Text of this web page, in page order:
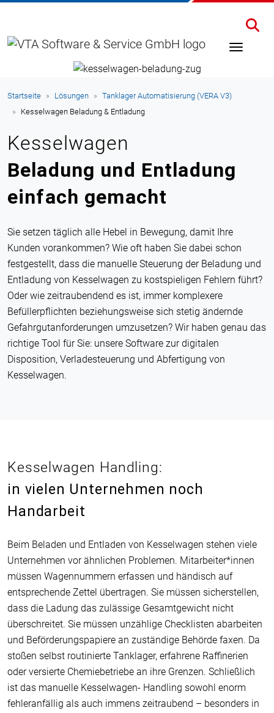
Startseite Lösungen
Tanklager Automatisierung (VERA V3)
Kesselwagen Beladung & Entladung
Kesselwagen
Beladung und Entladung
einfach gemacht
Sie setzen täglich alle Hebel in Bewegung, damit Ihre
Kunden vorankommen? Wie oft haben Sie dabei schon
festgestellt, dass die manuelle Steuerung der Beladung und
Entladung von Kesselwagen zu kostspieligen Fehlern führt?
Oder wie zeitraubendend es ist, immer komplexere
Befüllerpflichten beziehungsweise sich stetig ändernde
Gefahrgutanforderungen umzusetzen? Wir haben genau das
richtige Tool für Sie: unsere Software zur digitalen
Disposition, Verladesteuerung und Abfertigung von
Kesselwagen.
Kesselwagen Handling:
in vielen Unternehmen noch
Handarbeit
Beim Beladen und Entladen von Kesselwagen stehen viele
Unternehmen vor ähnlichen Problemen. Mitarbeiter*innen
müssen Wagennummern erfassen und händisch auf
entsprechende Zettel übertragen. Sie müssen sicherstellen,
dass die Ladung das zulässige Gesamtgewicht nicht
überschreitet. Sie müssen unzählige Checklisten abarbeiten
und Beförderungspapiere an zuständige Behörde faxen. Da
stoßen selbst routinierte Tanklager, erfahrene Raffinerien
oder versierte Chemiebetriebe an ihre Grenzen. Schließlich
ist das manuelle Kesselwagen- Handling sowohl enorm
fehleranfällig als auch immens zeitraubend – besonders in